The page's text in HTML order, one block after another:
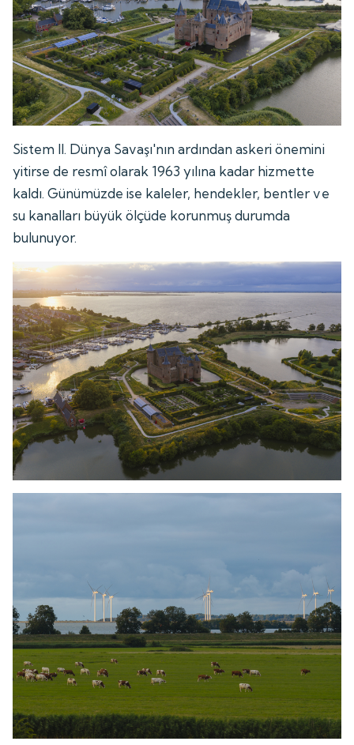
Sistem II. Dünya Savaşı'nın ardından askeri önemini
yitirse de resmî olarak 1963 yılına kadar hizmette
kaldı. Günümüzde ise kaleler, hendekler, bentler ve
su kanalları büyük ölçüde korunmuş durumda
bulunuyor.